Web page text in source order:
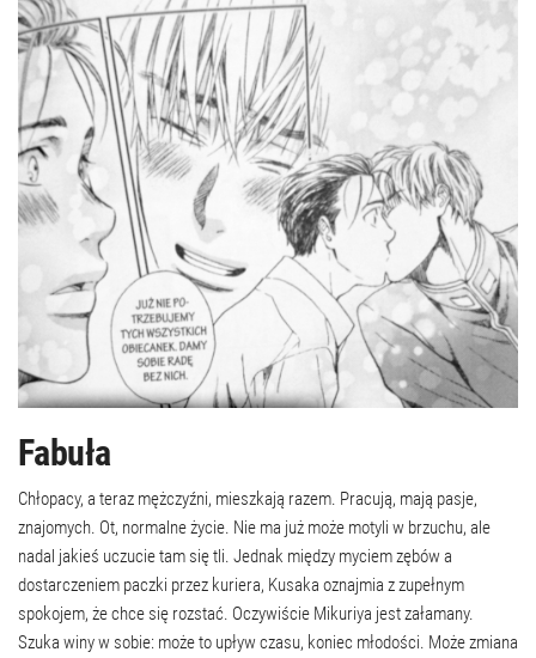
Fabuła
Chłopacy, a teraz mężczyźni, mieszkają razem. Pracują, mają pasje,
znajomych. Ot, normalne życie. Nie ma już może motyli w brzuchu, ale
nadal jakieś uczucie tam się tli. Jednak między myciem zębów a
dostarczeniem paczki przez kuriera, Kusaka oznajmia z zupełnym
spokojem, że chce się rozstać. Oczywiście Mikuriya jest załamany.
Szuka winy w sobie: może to upływ czasu, koniec młodości. Może zmiana